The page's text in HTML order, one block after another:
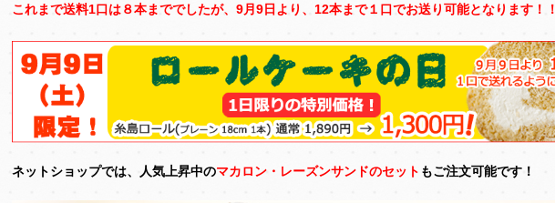
これまで送料1口は８本まででしたが、9月9日より、12本まで１口でお送り可能となります！！
ネットショップでは、人気上昇中のマカロン・レーズンサンドのセット もご注文可能です！